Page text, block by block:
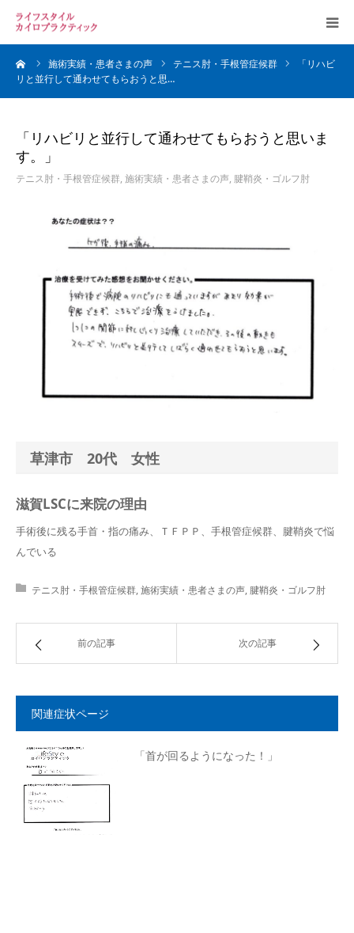
施術実績・患者さまの声 テニス肘・手根管症候群
「リハビ
リと並行して通わせてもらおうと思…
「リハビリと並行して通わせてもらおうと思いま
す。」
テニス肘・手根管症候群, 施術実績・患者さまの声, 腱鞘炎・ゴルフ肘
草津市 20代 女性
滋賀LSCに来院の理由
手術後に残る手首・指の痛み、ＴＦＰＰ、手根管症候群、腱鞘炎で悩
んでいる
テニス肘・手根管症候群,施術実績・患者さまの声, 腱鞘炎・ゴルフ肘
前の記事 次の記事
関連症状ページ
「首が回るようになった！」
お知らせ
よくある質問